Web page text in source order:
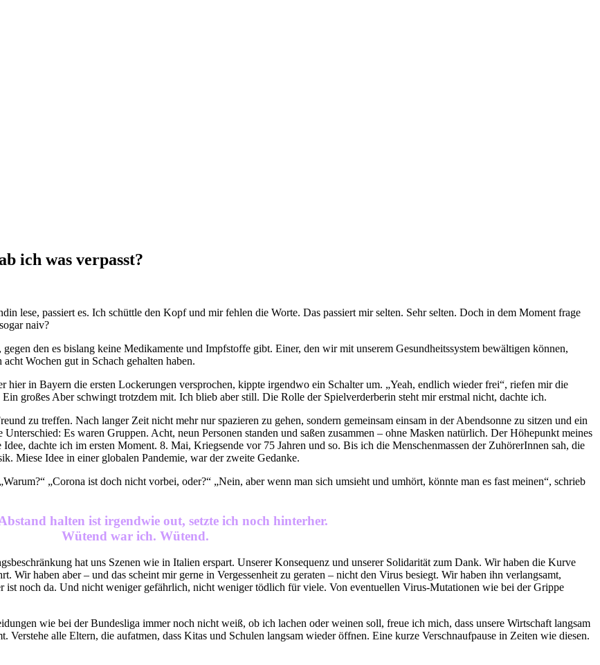
ich was verpasst?
lese, passiert es. Ich schüttle den Kopf und mir fehlen die Worte. Das passiert mir selten. Sehr selten. Doch in dem Moment frage
naiv?
den es bislang keine Medikamente und Impfstoffe gibt. Einer, den wir mit unserem Gesundheitssystem bewältigen können,
Wochen gut in Schach gehalten haben.
hier in Bayern die ersten Lockerungen versprochen, kippte irgendwo ein Schalter um. „Yeah, endlich wieder frei“, riefen mir die
großes Aber schwingt trotzdem mit. Ich blieb aber still. Die Rolle der Spielverderberin steht mir erstmal nicht, dachte ich.
zu treffen. Nach langer Zeit nicht mehr nur spazieren zu gehen, sondern gemeinsam einsam in der Abendsonne zu sitzen und ein
Es waren Gruppen. Acht, neun Personen standen und saßen zusammen – ohne Masken natürlich. Der Höhepunkt meines
dachte ich im ersten Moment. 8. Mai, Kriegsende vor 75 Jahren und so. Bis ich die Menschenmassen der ZuhörerInnen sah, die
Miese Idee in einer globalen Pandemie, war der zweite Gedanke.
„Corona ist doch nicht vorbei, oder?“ „Nein, aber wenn man sich umsieht und umhört, könnte man es fast meinen“, schrieb
halten ist irgendwie out, setzte ich noch hinterher.
Wütend war ich. Wütend.
hat uns Szenen wie in Italien erspart. Unserer Konsequenz und unserer Solidarität zum Dank. Wir haben die Kurve
Wir haben aber – und das scheint mir gerne in Vergessenheit zu geraten – nicht den Virus besiegt. Wir haben ihn verlangsamt,
ist noch da. Und nicht weniger gefährlich, nicht weniger tödlich für viele. Von eventuellen Virus-Mutationen wie bei der Grippe
wie bei der Bundesliga immer noch nicht weiß, ob ich lachen oder weinen soll, freue ich mich, dass unsere Wirtschaft langsam
alle Eltern, die aufatmen, dass Kitas und Schulen langsam wieder öffnen. Eine kurze Verschnaufpause in Zeiten wie diesen.